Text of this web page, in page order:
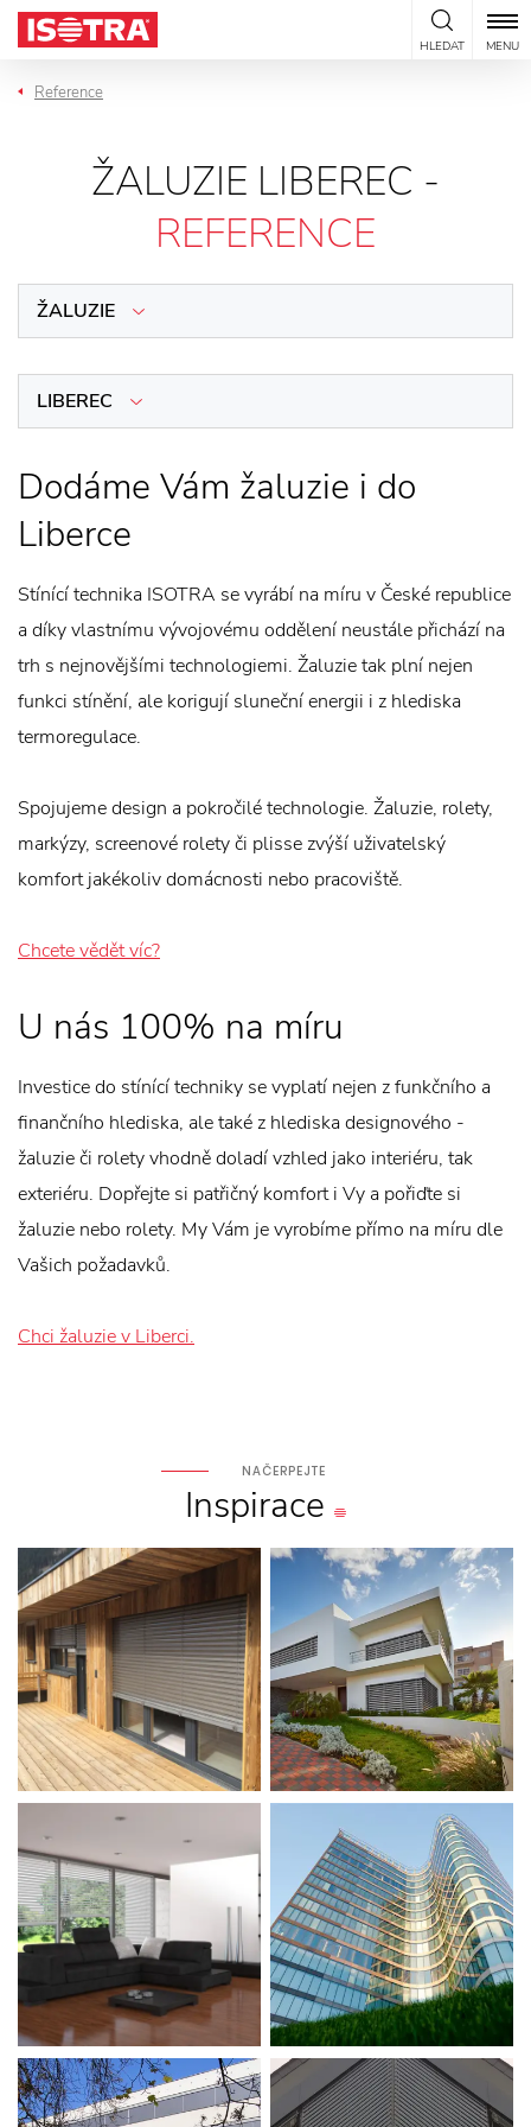
Přeskočit na obsah
HLEDAT MENU
Reference
ŽALUZIE LIBEREC -
REFERENCE
ŽALUZIE
LIBEREC
Dodáme Vám žaluzie i do
Liberce
Stínící technika ISOTRA se vyrábí na míru v České republice
a díky vlastnímu vývojovému oddělení neustále přichází na
trh s nejnovějšími technologiemi. Žaluzie tak plní nejen
funkci stínění, ale korigují sluneční energii i z hlediska
termoregulace.
Spojujeme design a pokročilé technologie. Žaluzie, rolety,
markýzy, screenové rolety či plisse zvýší uživatelský
komfort jakékoliv domácnosti nebo pracoviště.
Chcete vědět víc?
U nás 100% na míru
Investice do stínící techniky se vyplatí nejen z funkčního a
finančního hlediska, ale také z hlediska designového -
žaluzie či rolety vhodně doladí vzhled jako interiéru, tak
exteriéru. Dopřejte si patřičný komfort i Vy a pořiďte si
žaluzie nebo rolety. My Vám je vyrobíme přímo na míru dle
Vašich požadavků.
Chci žaluzie v Liberci.
NAČERPEJTE
Inspirace